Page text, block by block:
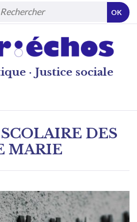
· Justice sociale
OK
DES
MARIE